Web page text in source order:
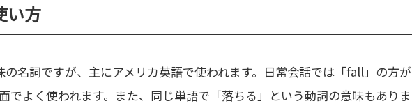
い方
名詞ですが、主にアメリカ英語で使われます。日常会話では「fall」の方が
でよく使われます。また、同じ単語で「落ちる」という動詞の意味もありま